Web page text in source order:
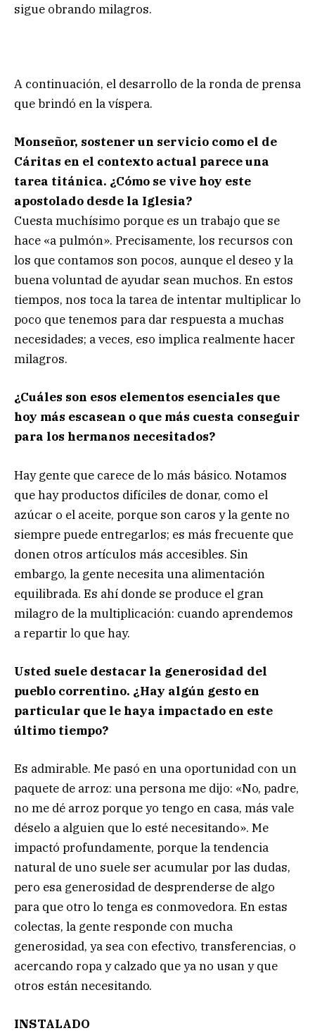
sigue obrando milagros.
A continuación, el desarrollo de la ronda de prensa
que brindó en la víspera.
Monseñor, sostener un servicio como el de
Cáritas en el contexto actual parece una
tarea titánica. ¿Cómo se vive hoy este
apostolado desde la Iglesia?
Cuesta muchísimo porque es un trabajo que se
hace «a pulmón». Precisamente, los recursos con
los que contamos son pocos, aunque el deseo y la
buena voluntad de ayudar sean muchos. En estos
tiempos, nos toca la tarea de intentar multiplicar lo
poco que tenemos para dar respuesta a muchas
necesidades; a veces, eso implica realmente hacer
milagros.
¿Cuáles son esos elementos esenciales que
hoy más escasean o que más cuesta conseguir
para los hermanos necesitados?
Hay gente que carece de lo más básico. Notamos
que hay productos difíciles de donar, como el
azúcar o el aceite, porque son caros y la gente no
siempre puede entregarlos; es más frecuente que
donen otros artículos más accesibles. Sin
embargo, la gente necesita una alimentación
equilibrada. Es ahí donde se produce el gran
milagro de la multiplicación: cuando aprendemos
a repartir lo que hay.
Usted suele destacar la generosidad del
pueblo correntino. ¿Hay algún gesto en
particular que le haya impactado en este
último tiempo?
Es admirable. Me pasó en una oportunidad con un
paquete de arroz: una persona me dijo: «No, padre,
no me dé arroz porque yo tengo en casa, más vale
déselo a alguien que lo esté necesitando». Me
impactó profundamente, porque la tendencia
natural de uno suele ser acumular por las dudas,
pero esa generosidad de desprenderse de algo
para que otro lo tenga es conmovedora. En estas
colectas, la gente responde con mucha
generosidad, ya sea con efectivo, transferencias, o
acercando ropa y calzado que ya no usan y que
otros están necesitando.
INSTALADO